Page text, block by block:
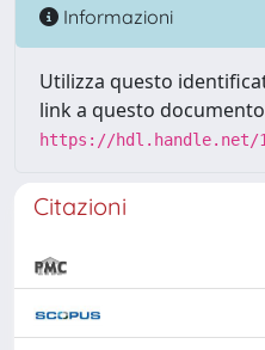
Informazioni
Utilizza questo
link a questo
https://hdl.handle.net/
Citazioni